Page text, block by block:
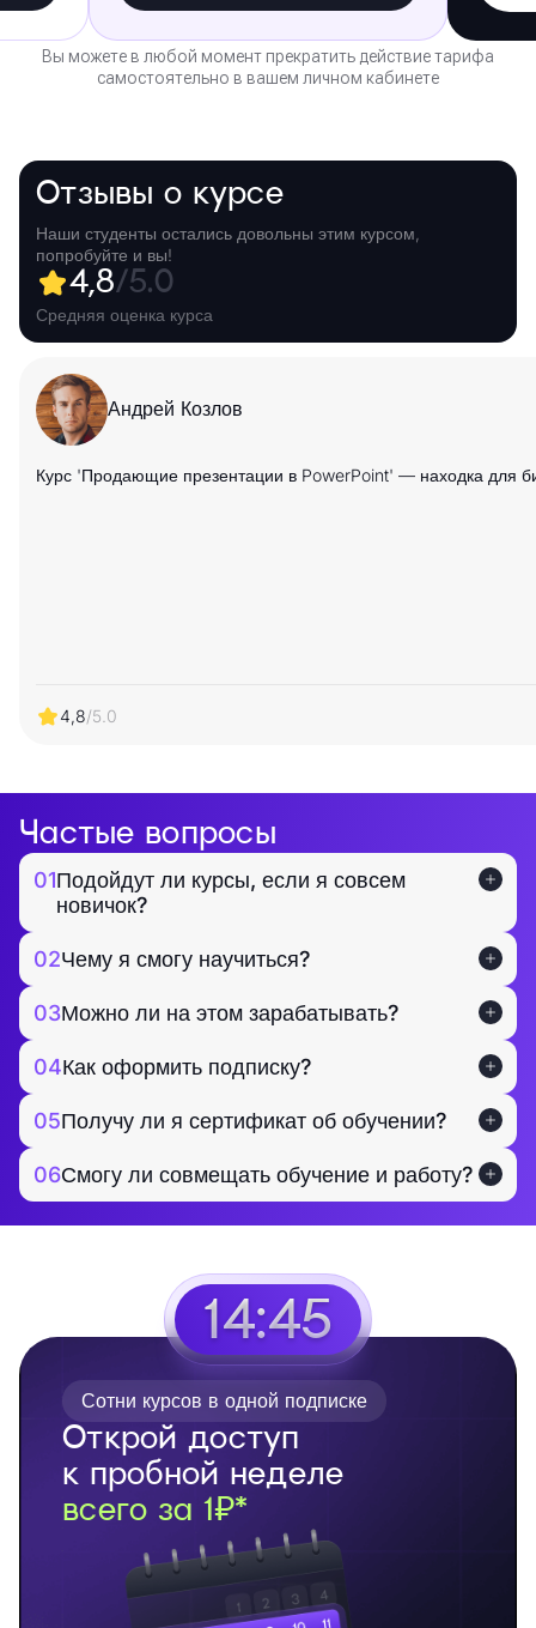
Вы можете в любой момент прекратить действие тарифа
самостоятельно в вашем личном кабинете
Отзывы о курсе
Наши студенты остались довольны этим курсом,
попробуйте и вы!
4,8/5.0
Средняя оценка курса
Андрей Козлов
Курс 'Продающие презентации в PowerPoint' — находка для
4,8/5.0
Частые вопросы
01Подойдут ли курсы, если я совсем
новичок?
02Чему я смогу научиться?
03Можно ли на этом зарабатывать?
04Как оформить подписку?
05Получу ли я сертификат об обучении?
06Смогу ли совмещать обучение и работу?
14:44
Открой доступ
к пробной неделе
всего за 1₽*
Сотни курсов в одной подписке